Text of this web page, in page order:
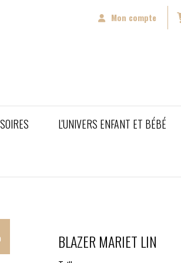
Mon compte
L'UNIVERS ENFANT ET BÉBÉ
BLAZER MARIET LIN